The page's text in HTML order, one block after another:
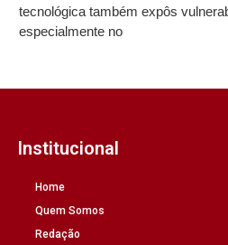
tecnológica também expôs
especialmente no
Institucional
Home
Quem Somos
Redação